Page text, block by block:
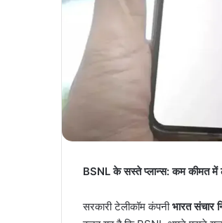
BSNL के सस्ते प्लान्स: कम कीमत में
सरकारी टेलीकॉम कंपनीभारत संचार